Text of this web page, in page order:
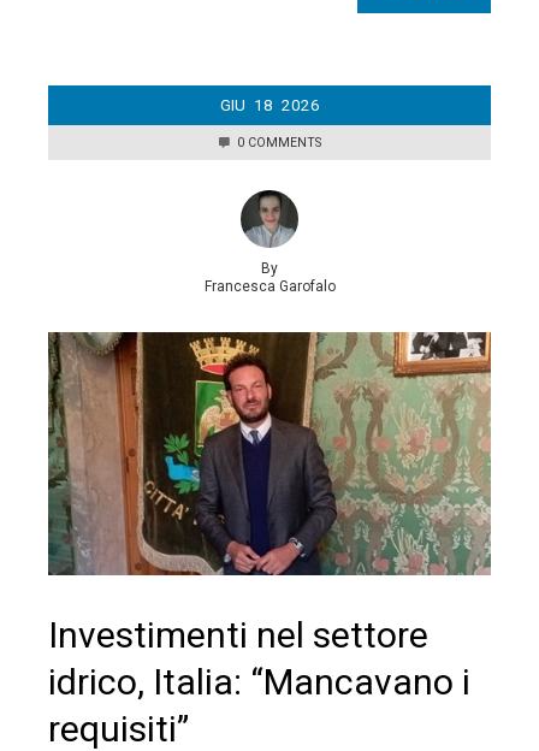
GIU 18 2026
0 COMMENTS
By
Francesca Garofalo
Investimenti nel settore
idrico, Italia: “Mancavano i
requisiti”